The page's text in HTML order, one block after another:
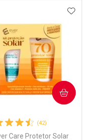
Desconto
AOS FAVORITOS
(42)
Care Protetor Solar
COMPRAR